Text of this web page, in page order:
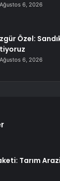
Ağustos 6, 2026
Özel:
Ağustos 6, 2026
Tarım